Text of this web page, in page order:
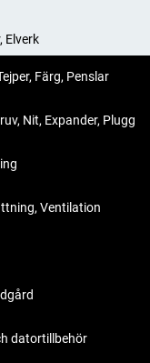
Elverk
Färg, Penslar
Nit, Expander, Plugg
Ventilation
datortillbehör